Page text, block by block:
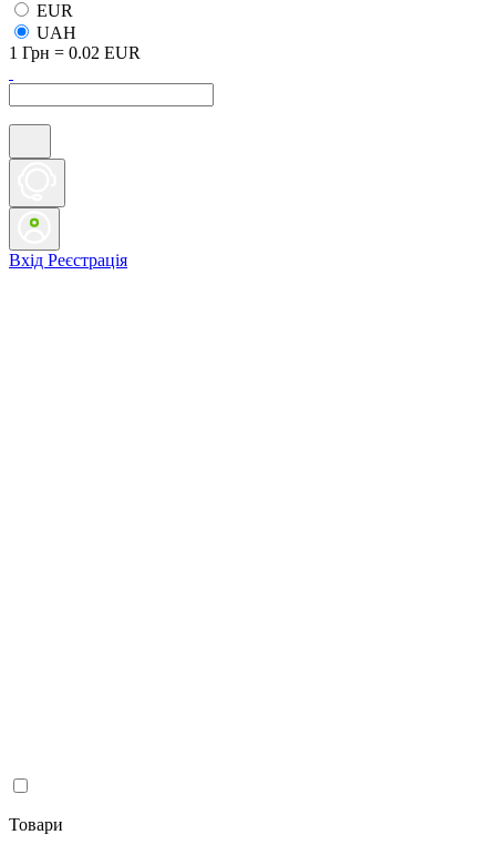
EUR
UAH
1 Грн = 0.02 EUR
Вхід Реєстрація
Товари